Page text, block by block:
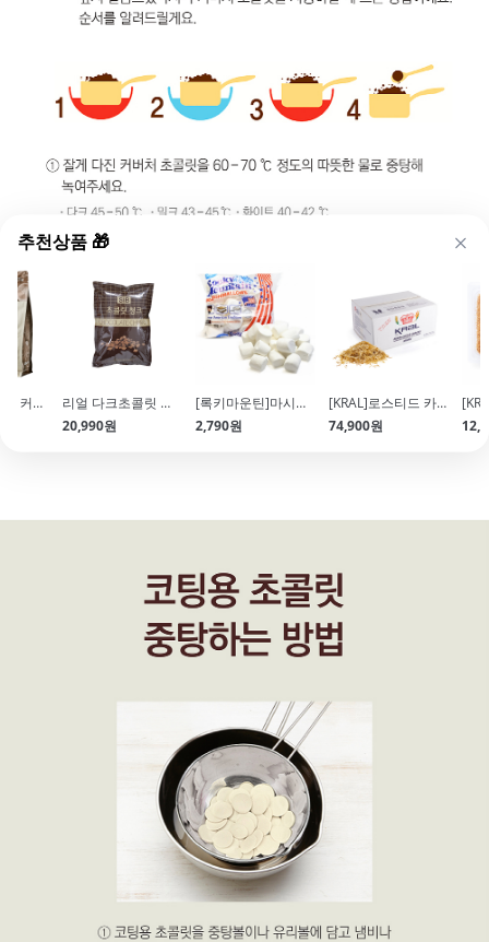
추천상품 🎁
[헤르코]화이트 커버춰 초콜릿(1kg\/칼리바우트사)
리얼 다크초콜릿 청크초코칩(1kg)
20,990원
[록키마운틴]마시멜로우(마쉬멜로우\/150g)
2,790원
[KRAL]로스티드 카다이프(5kg\/두쫀쿠\/바삭한 식감)
74,900원